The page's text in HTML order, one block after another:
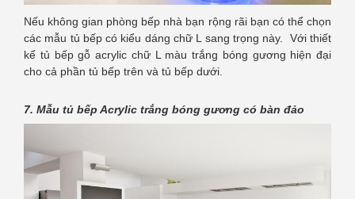
Nếu không gian phòng bếp nhà bạn rộng rãi bạn có thể chọn
các mẫu tủ bếp có kiểu dáng chữ L sang trọng này. Với thiết
kế tủ bếp gỗ acrylic chữ L màu trắng bóng gương hiện đại
cho cả phần tủ bếp trên và tủ bếp dưới.
7. Mẫu tủ bếp Acrylic trắng bóng gương có bàn đảo